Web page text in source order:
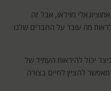
מוידאו, אבל זה
מה עובר על החברים שלנו
יכול להיראות העתיד של
תאפשר להציץ לחיים בצורה